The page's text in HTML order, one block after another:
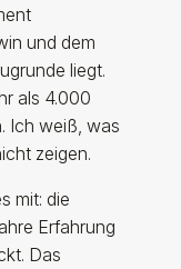
und dem
liegt.
als 4.000
Ich weiß, was
zeigen.
mit: die
Erfahrung
Das